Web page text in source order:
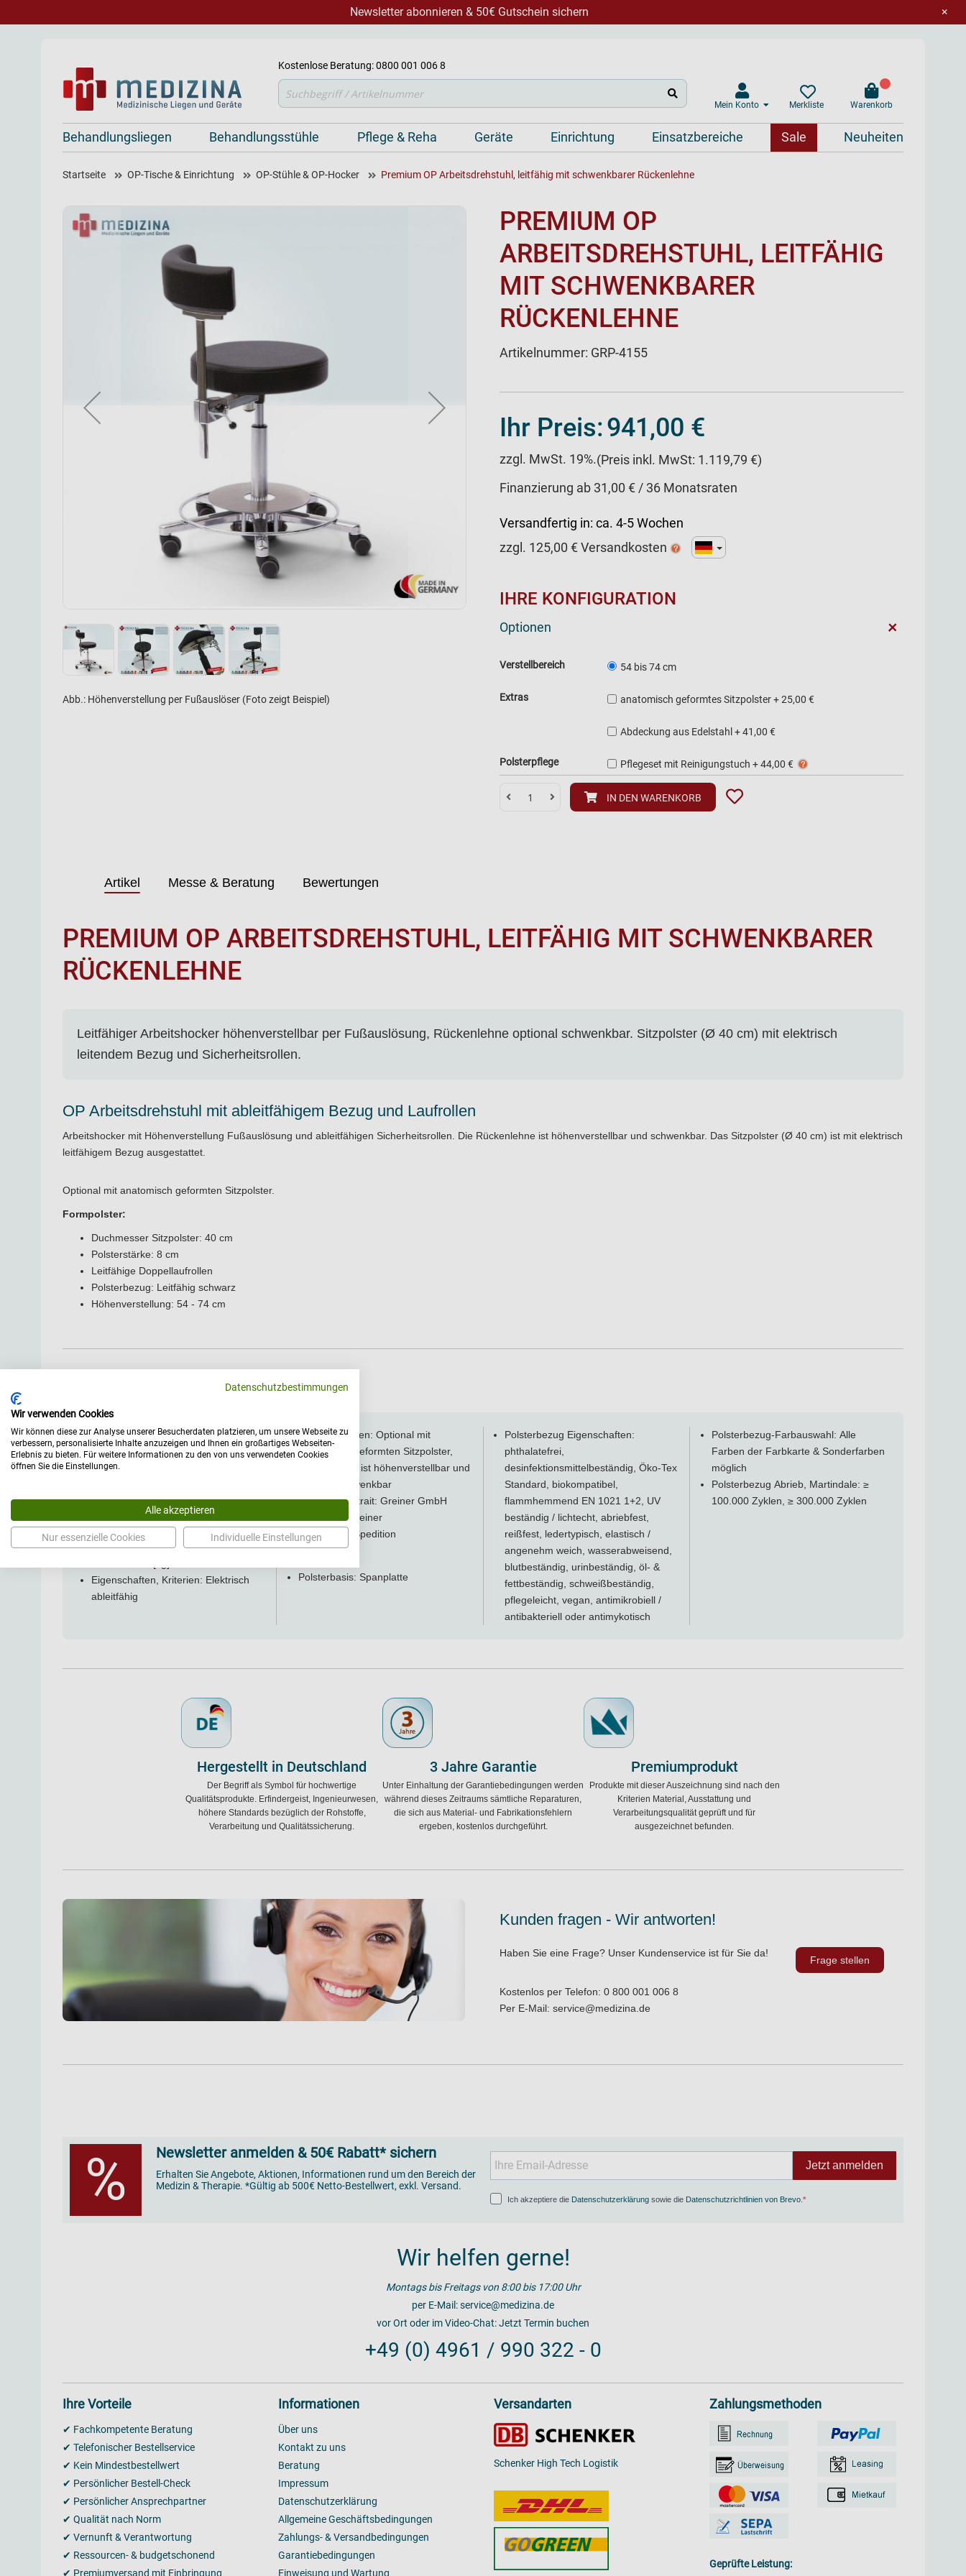
×
Newsletter abonnieren & 50€ Gutschein sichern
Kostenlose Beratung: 0800 001 006 8
Mein Konto Merkliste Warenkorb
Suche
Behandlungsliegen Behandlungsstühle Pflege & Reha Geräte Einrichtung Einsatzbereiche Sale Neuheiten
Startseite OP-Tische & Einrichtung OP-Stühle & OP-Hocker Premium OP Arbeitsdrehstuhl, leitfähig mit schwenkbarer Rückenlehne
Abb.: Höhenverstellung per Fußauslöser (Foto zeigt Beispiel)
PREMIUM OP
ARBEITSDREHSTUHL, LEITFÄHIG
MIT SCHWENKBARER
RÜCKENLEHNE
Artikelnummer: GRP-4155
Ihr Preis:941,00 €
zzgl. MwSt. 19%.(Preis inkl. MwSt: 1.119,79 €)
Finanzierung ab 31,00 € / 36 Monatsraten
Versandfertig in: ca. 4-5 Wochen
zzgl. 125,00 € Versandkosten
IHRE KONFIGURATION
Optionen +
Verstellbereich 54 bis 74 cm
Extras anatomisch geformtes Sitzpolster+25,00 €
Abdeckung aus Edelstahl+41,00 €
Polsterpflege Pflegeset mit Reinigungstuch+44,00 €
IN DEN WARENKORB
Artikel Messe & Beratung Bewertungen
PREMIUM OP ARBEITSDREHSTUHL, LEITFÄHIG MIT SCHWENKBARER
RÜCKENLEHNE
Leitfähiger Arbeitshocker höhenverstellbar per Fußauslösung, Rückenlehne optional schwenkbar. Sitzpolster (Ø 40 cm) mit elektrisch
leitendem Bezug und Sicherheitsrollen.
OP Arbeitsdrehstuhl mit ableitfähigem Bezug und Laufrollen
Arbeitshocker mit Höhenverstellung Fußauslösung und ableitfähigen Sicherheitsrollen. Die Rückenlehne ist höhenverstellbar und schwenkbar. Das Sitzpolster (Ø 40 cm) ist mit elektrisch
leitfähigem Bezug ausgestattet.
Optional mit anatomisch geformten Sitzpolster.
Formpolster:
Duchmesser Sitzpolster: 40 cm
Polsterstärke: 8 cm
Leitfähige Doppellaufrollen
Polsterbezug: Leitfähig schwarz
Höhenverstellung: 54 - 74 cm
Abmessungen
Höhe [cm]: 71
Polsterstärken [mm]: 80
Sitztiefe [cm]: 40
Sitzhöhe [cm]: 51 bis 71
Allgemein
Eigenschaften, Kriterien: Elektrisch
ableitfähig
Besonderheiten: Optional mit
anatomisch geformten Sitzpolster,
Rückenlehne ist höhenverstellbar und
optional schwenkbar
Herstellerportrait: Greiner GmbH
Hersteller: Greiner
Versandart: Spedition
Polsterbasis: Spanplatte
Polsterbezug Eigenschaften:
phthalatefrei,
desinfektionsmittelbeständig, Öko-Tex
Standard, biokompatibel,
flammhemmend EN 1021 1+2, UV
beständig / lichtecht, abriebfest,
reißfest, ledertypisch, elastisch /
angenehm weich, wasserabweisend,
blutbeständig, urinbeständig, öl- &
fettbeständig, schweißbeständig,
pflegeleicht, vegan, antimikrobiell /
antibakteriell oder antimykotisch
Polsterbezug-Farbauswahl: Alle
Farben der Farbkarte & Sonderfarben
möglich
Polsterbezug Abrieb, Martindale: ≥
100.000 Zyklen, ≥ 300.000 Zyklen
Hergestellt in Deutschland
Der Begriff als Symbol für hochwertige
Qualitätsprodukte. Erfindergeist, Ingenieurwesen,
höhere Standards bezüglich der Rohstoffe,
Verarbeitung und Qualitätssicherung.
3 Jahre Garantie
Unter Einhaltung der Garantiebedingungen werden
während dieses Zeitraums sämtliche Reparaturen,
die sich aus Material- und Fabrikationsfehlern
ergeben, kostenlos durchgeführt.
Premiumprodukt
Produkte mit dieser Auszeichnung sind nach den
Kriterien Material, Ausstattung und
Verarbeitungsqualität geprüft und für
ausgezeichnet befunden.
Kunden fragen - Wir antworten!
Haben Sie eine Frage? Unser Kundenservice ist für Sie da!
Kostenlos per Telefon:0 800 001 006 8
Per E-Mail:service@medizina.de
Frage stellen
% Newsletter anmelden & 50€ Rabatt* sichern
Erhalten Sie Angebote, Aktionen, Informationen rund um den Bereich der
Medizin & Therapie. *Gültig ab 500€ Netto-Bestellwert, exkl. Versand.
Jetzt anmelden
Ich akzeptiere die Datenschutzerklärung sowie die Datenschutzrichtlinien von Brevo
Wir helfen gerne!
Montags bis Freitags von 8:00 bis 17:00 Uhr
per E-Mail:service@medizina.de
vor Ort oder im Video-Chat:Jetzt Termin buchen
+49 (0) 4961 / 990 322 - 0
Ihre Vorteile
✔ Fachkompetente Beratung
✔ Telefonischer Bestellservice
✔ Kein Mindestbestellwert
✔ Persönlicher Bestell-Check
✔ Persönlicher Ansprechpartner
✔ Qualität nach Norm
✔ Vernunft & Verantwortung
✔ Ressourcen- & budgetschonend
✔ Premiumversand mit Einbringung
Informationen
Über uns
Kontakt zu uns
Beratung
Impressum
Datenschutzerklärung
Allgemeine Geschäftsbedingungen
Zahlungs- & Versandbedingungen
Garantiebedingungen
Einweisung und Wartung
Versandarten
Schenker High Tech Logistik
Zahlungsmethoden
Geprüfte Leistung:
Datenschutzbestimmungen
Wir verwenden Cookies
Wir können diese zur Analyse unserer Besucherdaten platzieren, um unsere Webseite zu
verbessern, personalisierte Inhalte anzuzeigen und Ihnen ein großartiges Webseiten-
Erlebnis zu bieten. Für weitere Informationen zu den von uns verwendeten Cookies
öffnen Sie die Einstellungen.
Alle akzeptieren
Nur essenzielle Cookies Individuelle Einstellungen